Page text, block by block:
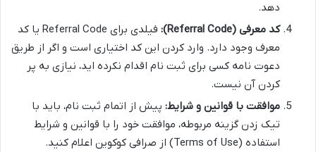
دهد.
کد معرفی (Referral Code):
فیلدی برای Referral Code یا کد
معرف وجود دارد. وارد کردن این کد اختیاری است و اگر از طریق
دعوت نامه کسی برای ثبت نام اقدام نکرده اید، نیازی به پر
کردن آن نیست.
موافقت با قوانین و شرایط: پیش از اتمام ثبت نام، باید با
تیک زدن گزینه مربوطه، موافقت خود را با قوانین و شرایط
استفاده (Terms of Use) از صرافی کوکوین اعلام کنید.